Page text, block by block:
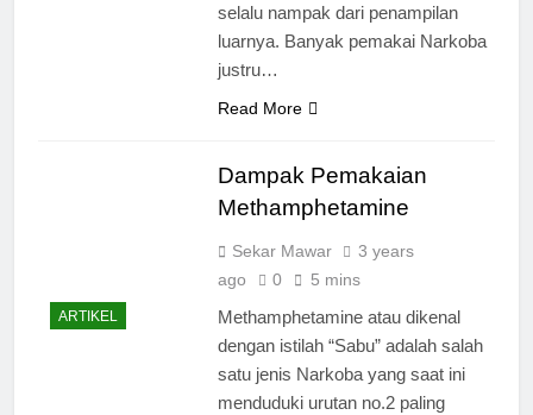
selalu nampak dari penampilan
luarnya. Banyak pemakai Narkoba
justru…
Read More
ARTIKEL
Dampak Pemakaian
Methamphetamine
Sekar Mawar
3 years
ago
0 5 mins
Methamphetamine atau dikenal
dengan istilah “Sabu” adalah salah
satu jenis Narkoba yang saat ini
menduduki urutan no.2 paling